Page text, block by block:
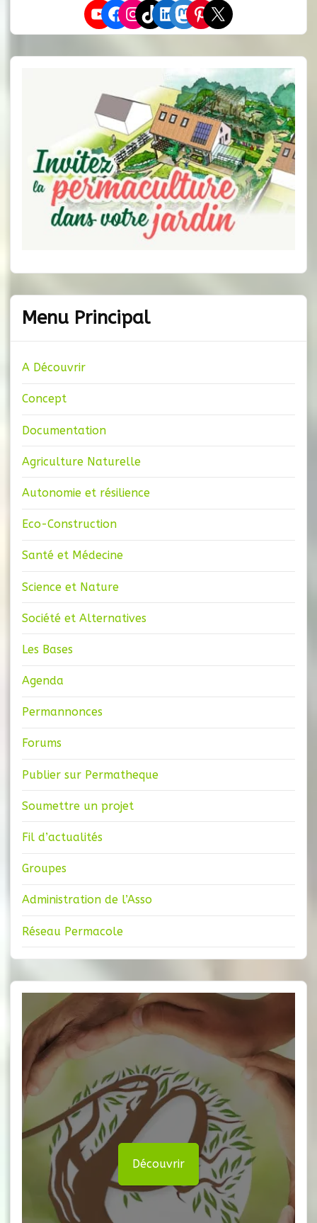
YouTube
Facebook
Instagram
TikTok
LinkedIn
Mastodon
Pinterest
X
Menu Principal
A Découvrir
Concept
Documentation
Agriculture Naturelle
Autonomie et résilience
Eco-Construction
Santé et Médecine
Science et Nature
Société et Alternatives
Les Bases
Agenda
Permannonces
Forums
Publier sur Permatheque
Soumettre un projet
Fil d’actualités
Groupes
Administration de l’Asso
Réseau Permacole
Découvrir